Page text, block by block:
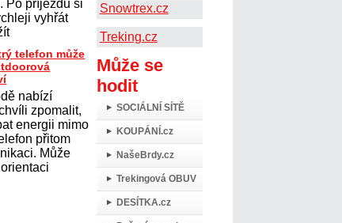
Snowtrex.cz
Treking.cz
Může se
hodit
SOCIÁLNÍ SÍTĚ
KOUPÁNÍ.cz
NašeBrdy.cz
Trekingová OBUV
DESÍTKA.cz
Po příjezdu si
vyhřát
telefon může
nabízí
zpomalit,
energii mimo
přitom
Může